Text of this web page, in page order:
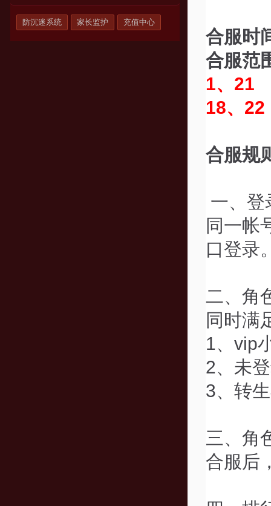
防沉迷系统 家长监护 充值中心
合服时
合服范
1、21
18、22
合服规
一、
同一帐
口登
二、角
同时满
1、vip
2、未
3、转
三、角
合服后